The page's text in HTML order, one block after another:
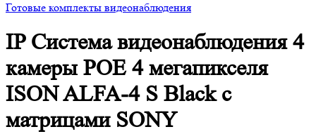
Готовые комплекты видеонаблюдения
IP Система видеонаблюдения 4
камеры POE 4 мегапикселя
ISON ALFA-4 S Black с
матрицами SONY